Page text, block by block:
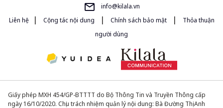
info@kilala.vn
Liên hệ
| Cộng tác nội dung | Chính sách bảo mật |
Thỏa thuận
người dùng
Giấy phép MXH 454/GP-BTTTT do Bộ Thông Tin và Truyền Thông cấp
ngày 16/10/2020. Chịu trách nhiệm quản lý nội dung: Bà Đường Thị Anh